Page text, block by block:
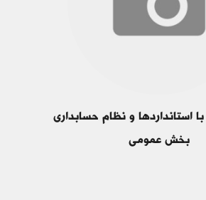
استانداردها و نظام حسابداری
بخش عمومی